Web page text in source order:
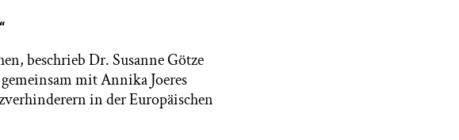
beschrieb Dr. Susanne Götze
mit Annika Joeres
in der Europäischen